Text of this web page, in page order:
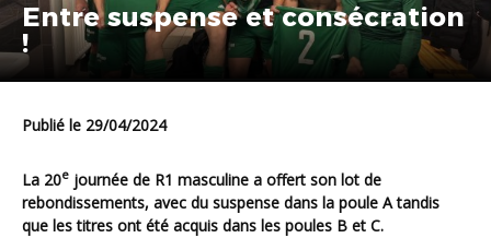
Entre suspense et consécration
!
Publié le 29/04/2024
La 20e journée de R1 masculine a offert son lot de
rebondissements, avec du suspense dans la poule A tandis
que les titres ont été acquis dans les poules B et C.